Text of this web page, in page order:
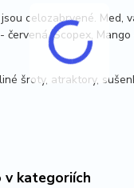
celozabrvené. Med,
červená. Scopex,
šroty, atraktory,
v kategoriích